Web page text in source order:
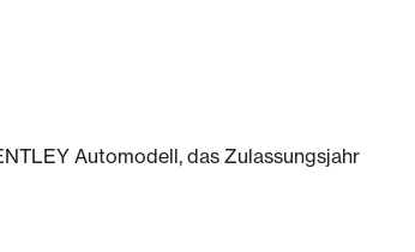
Automodell, das Zulassungsjahr